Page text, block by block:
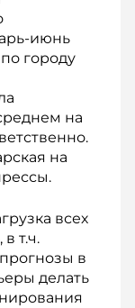
июнь
городу
на
на
всех
т.ч.
в
делать